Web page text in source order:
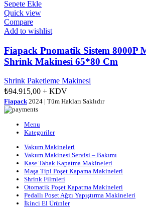
Sepete Ekle
Quick view
Compare
Add to wishlist
Fiapack Pnomatik Sistem 8000P
Shrink Makinesi 65*80 Cm
Shrink Paketleme Makinesi
₺94.915,00 + KDV
Fiapack 2024 | Tüm Hakları Saklıdır
Menu
Kategoriler
Vakum Makineleri
Vakum Makinesi Servisi – Bakımı
Kase Tabak Kapatma Makineleri
Maşa Tipi Poşet Kapama Makineleri
Shrink Filmleri
Otomatik Poşet Kapatma Makineleri
Pedallı Poşet Ağzı Yapıştırma Makineleri
İkinci El Ürünler